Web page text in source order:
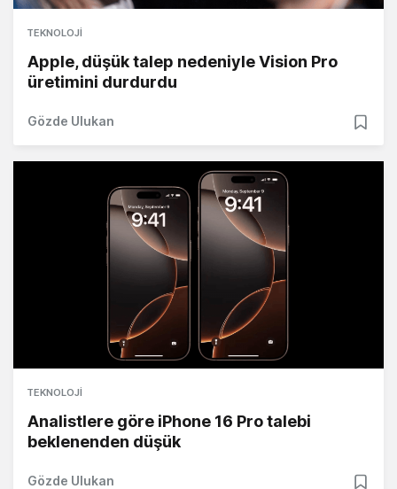
TEKNOLOJI
Apple, düşük talep nedeniyle Vision Pro
üretimini durdurdu
Gözde Ulukan
TEKNOLOJI
Analistlere göre iPhone 16 Pro talebi
beklenenden düşük
Gözde Ulukan